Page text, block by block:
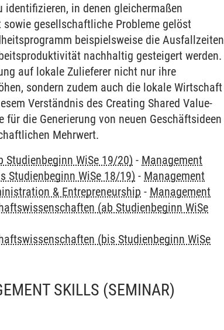
identifizieren, in denen gleichermaßen
gesellschaftliche Probleme gelöst
beispielsweise die Ausfallzeiten
nachhaltig gesteigert werden.
auf lokale Zulieferer nicht nur ihre
sondern zudem auch die lokale Wirtschaft
Verständnis des Creating Shared Value-
die Generierung von neuen Geschäftsideen
Mehrwert.
WiSe 19/20) - Management
Studienbeginn WiSe 18/19) - Management
& Entrepreneurship - Management
(ab Studienbeginn WiSe
(bis Studienbeginn WiSe
SKILLS (SEMINAR)